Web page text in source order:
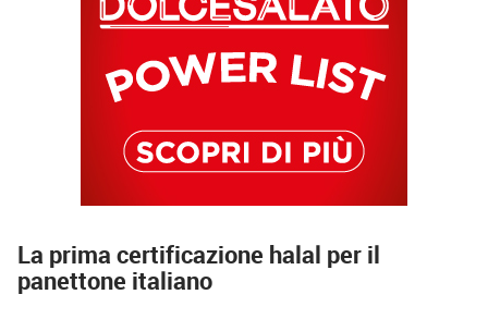
La prima certificazione halal per il
panettone italiano